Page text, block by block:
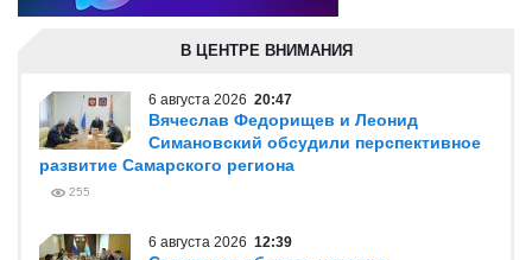
В ЦЕНТРЕ ВНИМАНИЯ
6 августа 2026 20:47
Вячеслав Федорищев и Леонид
Симановский обсудили перспективное
развитие Самарского региона
255
6 августа 2026 12:39